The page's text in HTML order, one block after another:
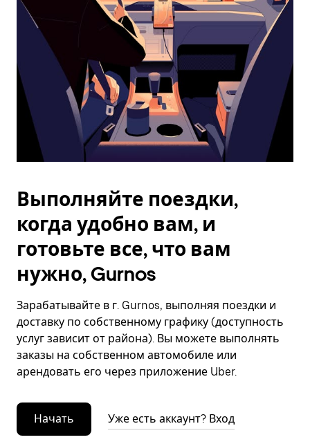
Выполняйте поездки,
когда удобно вам, и
готовьте все, что вам
нужно, Gurnos
Зарабатывайте в г. Gurnos, выполняя поездки и
доставку по собственному графику (доступность
услуг зависит от района). Вы можете выполнять
заказы на собственном автомобиле или
арендовать его через приложение Uber.
Начать Уже есть аккаунт? Вход